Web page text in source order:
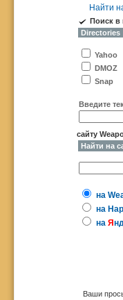
Найти
Поиск в
Directories
Yahoo
DMOZ
Snap
Введите
сайту
Найти на
на
на
на Я
Ваши